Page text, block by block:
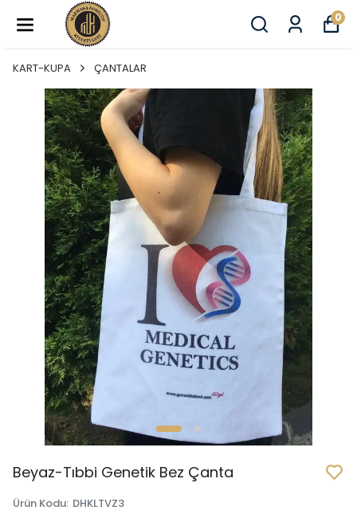
0
KART-KUPA ÇANTALAR
Beyaz-Tıbbi Genetik Bez Çanta
Ürün Kodu: DHKLTVZ3